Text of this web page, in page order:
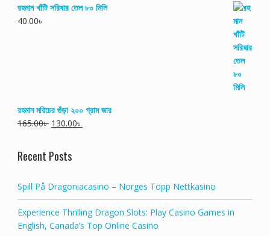
রহমান খাঁটি সরিষার তেল ৮০ মিলি
40.00৳
রহমান মরিচের গুঁড়া ২০০ গ্রাম জার
165.00৳ 130.00৳
Recent Posts
Spill På Dragoniacasino – Norges Topp Nettkasino
Experience Thrilling Dragon Slots: Play Casino Games in
English, Canada’s Top Online Casino